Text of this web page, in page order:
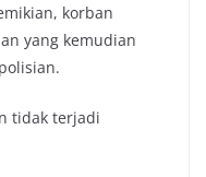
korban
yang kemudian
tidak terjadi